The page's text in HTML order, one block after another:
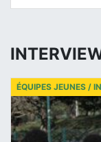
ÉQUIPES JEUNES /